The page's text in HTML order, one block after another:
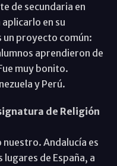
de secundaria en
en su
un proyecto común:
aprendieron de
muy bonito.
y Perú.
de Religión
nuestro. Andalucía es
de España, a